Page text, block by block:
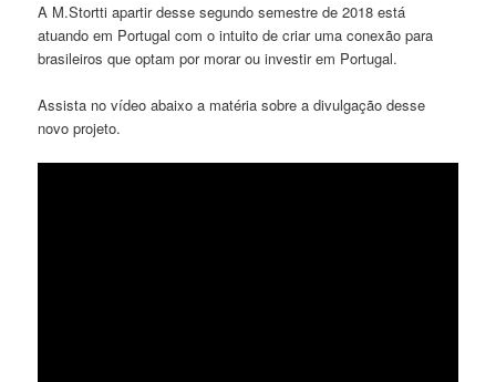
A M.Stortti apartir desse segundo semestre de 2018 está
atuando em Portugal com o intuito de criar uma conexão para
brasileiros que optam por morar ou investir em Portugal.
Assista no vídeo abaixo a matéria sobre a divulgação desse
novo projeto.